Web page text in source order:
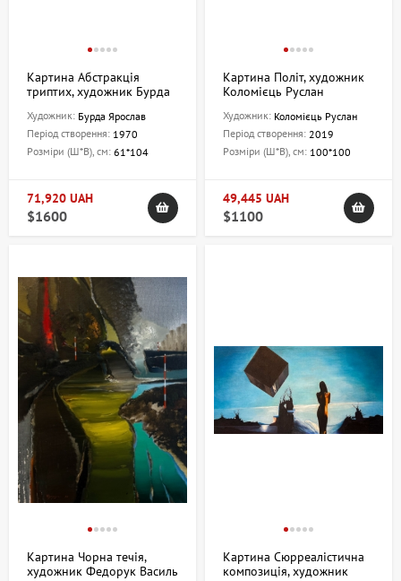
Картина Абстракція
триптих, художник Бурда
Художник: Бурда Ярослав
Період створення: 1970
Розміри (Ш*В), см: 61*104
71,920 UAH
$1600
Картина Політ, художник
Коломієць Руслан
Художник: Коломієць Руслан
Період створення: 2019
Розміри (Ш*В), см: 100*100
49,445 UAH
$1100
Картина Чорна течія,
художник Федорук Василь
Картина Сюрреалістична
композиція, художник